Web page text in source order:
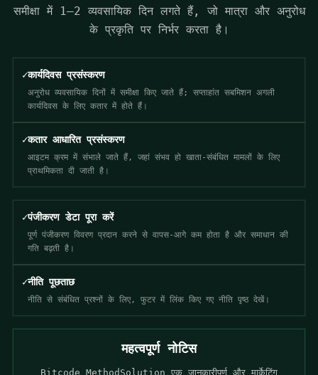
समीक्षा में 1–2 व्यवसायिक दिन लगते हैं, जो मात्रा और अनुरोध
के प्रकृति पर निर्भर करता है।
✓कार्यदिवस प्रसंस्करण
अनुरोध व्यवसायिक दिनों में समीक्षा किए जाते हैं; सप्ताहांत सबमिशन अगली
कार्यदिवस के लिए कतार में होते हैं।
✓कतार आधारित प्रसंस्करण
आइटम क्रम में संभाले जाते हैं, जहां संभव हो खाता-संबंधित मामलों के लिए
प्राथमिकता दी जाती है।
✓पंजीकरण डेटा पूरा करें
पूर्ण पंजीकरण विवरण प्रदान करने से वापस-आगे कम होता है और समाधान की
गति बढ़ती है।
✓नीति पूछताछ
नीति से संबंधित प्रश्नों के लिए, फुटर में लिंक किए गए नीति पृष्ठ देखें।
महत्वपूर्ण नोटिस
Bitcode MethodSolution एक जानकारीपूर्ण और मार्केटिंग